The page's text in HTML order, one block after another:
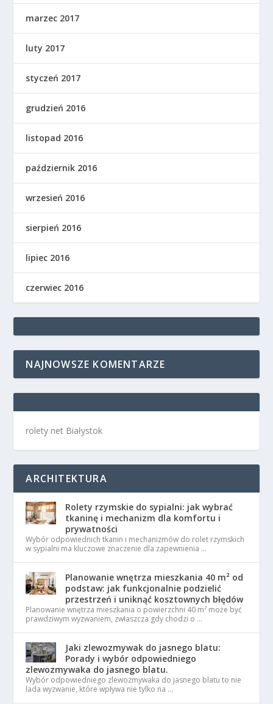
marzec 2017
luty 2017
styczeń 2017
grudzień 2016
listopad 2016
październik 2016
wrzesień 2016
sierpień 2016
lipiec 2016
czerwiec 2016
NAJNOWSZE KOMENTARZE
rolety net Białystok
ARCHITEKTURA
Rolety rzymskie do sypialni: jak wybrać
tkaninę i mechanizm dla komfortu i
prywatności
Wybór odpowiednich tkanin i mechanizmów do rolet rzymskich
w sypialni ma kluczowe znaczenie dla zapewnienia …
Planowanie wnętrza mieszkania 40 m² od
podstaw: jak funkcjonalnie podzielić
przestrzeń i uniknąć kosztownych błędów
Planowanie wnętrza mieszkania o powierzchni 40 m² może być
prawdziwym wyzwaniem, zwłaszcza gdy chodzi o …
Jaki zlewozmywak do jasnego blatu:
Porady i wybór odpowiedniego
zlewozmywaka do jasnego blatu.
Wybór odpowiedniego zlewozmywaka do jasnego blatu to nie
lada wyzwanie, które wpływa nie tylko na …